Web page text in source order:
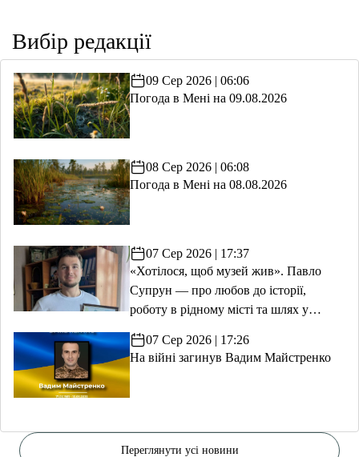
Вибір редакції
09 Сер 2026 | 06:06
Погода в Мені на 09.08.2026
08 Сер 2026 | 06:08
Погода в Мені на 08.08.2026
07 Сер 2026 | 17:37
«Хотілося, щоб музей жив». Павло
Супрун — про любов до історії,
роботу в рідному місті та шлях у
07 Сер 2026 | 17:26
На війні загинув Вадим Майстренко
Переглянути усі новини